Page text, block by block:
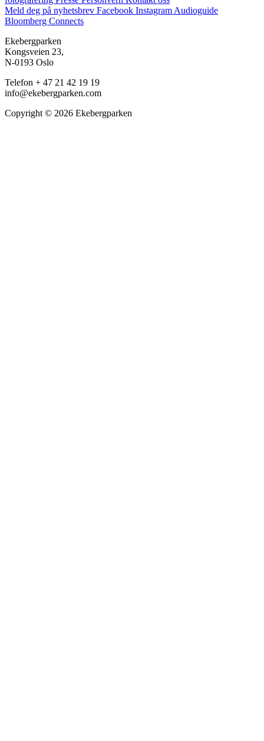
Meld deg på nyhetsbrev Facebook Instagram Audioguide
Bloomberg Connects
Ekebergparken
Kongsveien 23,
N-0193 Oslo
Telefon + 47 21 42 19 19
info@ekebergparken.com
Copyright © 2026 Ekebergparken